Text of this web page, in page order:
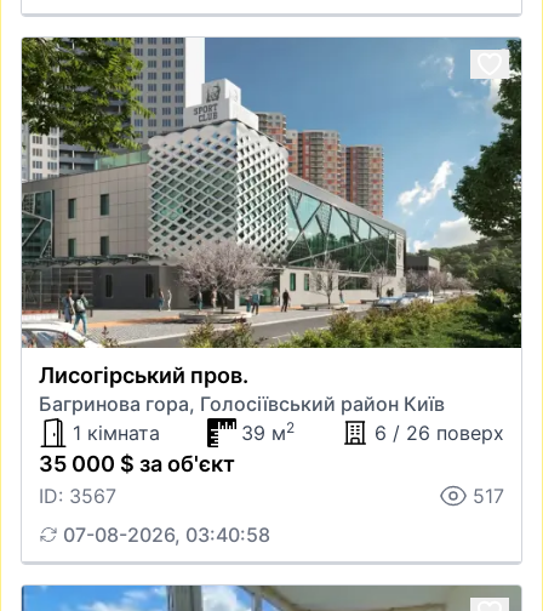
Лисогірський пров.
Багринова гора, Голосіївський район Київ
1 кімната
39 м2 6 / 26 поверх
35 000 $ за об'єкт
ID: 3567
517
07-08-2026, 03:40:58